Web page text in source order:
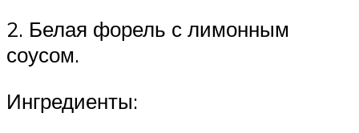
2. Белая форель с лимонным
соусом.
Ингредиенты: